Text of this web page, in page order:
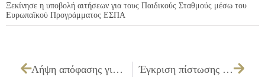
Ξεκίνησε η υποβολή αιτήσεων για τους Παιδικούς Σταθμούς μέσω του
Ευρωπαϊκού Προγράμματος ΕΣΠΑ
Λήψη απόφασης για τιμολογιακή πολιτική για τη λειτουργία των επιμορφωτικών – αθλητικών τμημάτων και του Ωδείου για το χρονικό διάστημα 2012-2013 Έγκριση πίστωσης ποσού 10.000,00€ με Φ.Π.Α. για την προμήθεια βιβλίων για τις Δημοτικές Βιβλιοθήκες έτους 2012